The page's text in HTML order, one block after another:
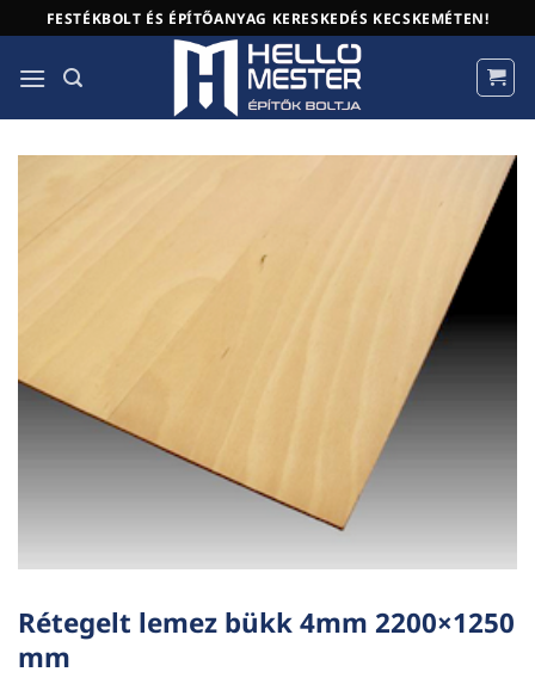
to
content
FESTÉKBOLT ÉS ÉPÍTŐANYAG KERESKEDÉS KECSKEMÉTEN!
Rétegelt lemez bükk 4mm 2200×1250
mm